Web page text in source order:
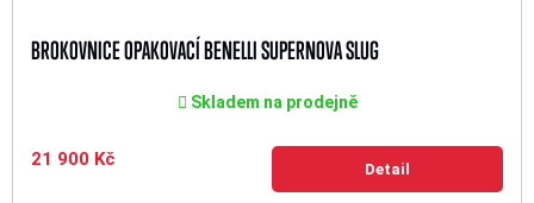
BROKOVNICE OPAKOVACÍ BENELLI SUPERNOVA SLUG
Skladem na prodejně
21 900 Kč Detail